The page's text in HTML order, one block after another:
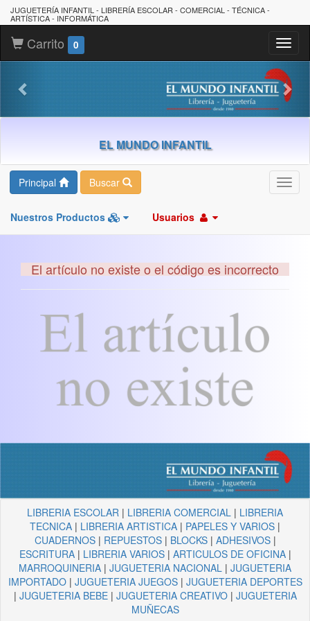
JUGUETERÍA INFANTIL - LIBRERÍA ESCOLAR - COMERCIAL - TÉCNICA -
ARTÍSTICA - INFORMÁTICA
Carrito 0
EL MUNDO INFANTIL
Principal Buscar
Nuestros Productos Usuarios
El artículo no existe o el código es incorrecto
LIBRERIA ESCOLAR | LIBRERIA COMERCIAL | LIBRERIA
TECNICA | LIBRERIA ARTISTICA | PAPELES Y VARIOS |
CUADERNOS| REPUESTOS| BLOCKS| ADHESIVOS|
ESCRITURA| LIBRERIA VARIOS| ARTICULOS DE OFICINA|
MARROQUINERIA | JUGUETERIA NACIONAL | JUGUETERIA
IMPORTADO| JUGUETERIA JUEGOS| JUGUETERIA DEPORTES
| JUGUETERIA BEBE| JUGUETERIA CREATIVO| JUGUETERIA
MUÑECAS